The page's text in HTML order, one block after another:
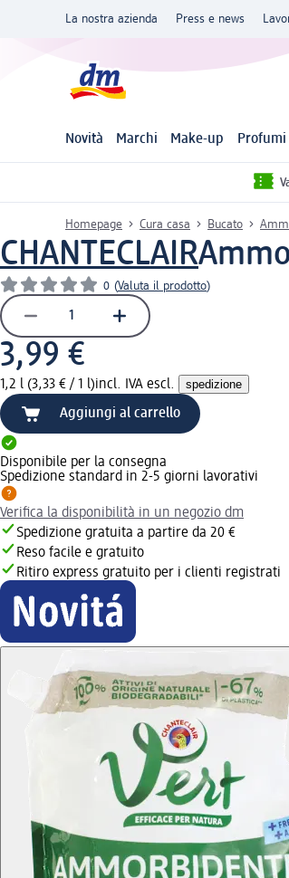
La nostra azienda Press e news
Novità Marchi Make-up Profumi
Homepage Cura casa Bucato
CHANTECLAIR
0 (Valuta il prodotto)
3,99 €
1,2 l (3,33 € / 1 l)incl. IVA escl. spedizione
Aggiungi al carrello
Disponibile per la consegna
Spedizione standard in 2-5 giorni lavorativi
Verifica la disponibilità in un negozio dm
Spedizione gratuita a partire da 20 €
Reso facile e gratuito
Ritiro express gratuito per i clienti registrati